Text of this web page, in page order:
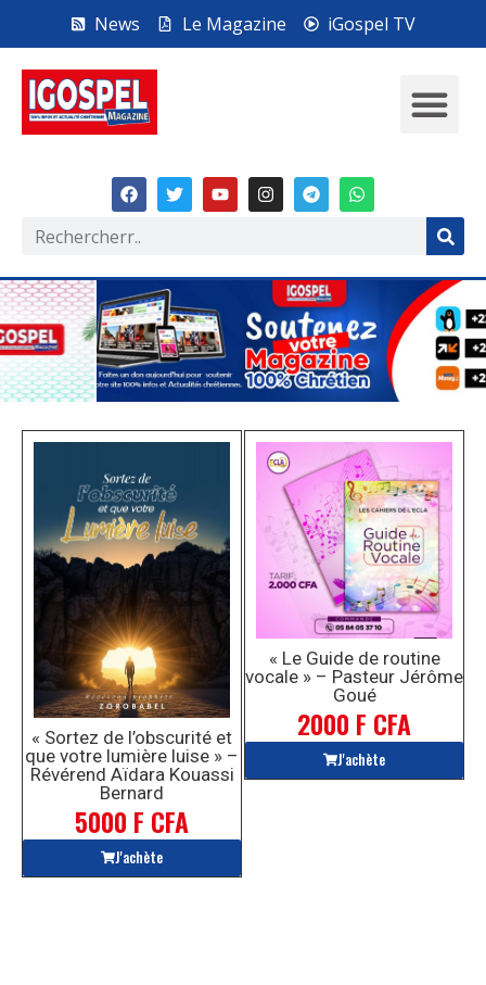
News Le Magazine iGospel TV
« Sortez de l’obscurité et
que votre lumière luise » –
Révérend Aïdara Kouassi
Bernard
5000 F CFA
J'achète
« Le Guide de routine
vocale » – Pasteur Jérôme
Goué
2000 F CFA
J'achète